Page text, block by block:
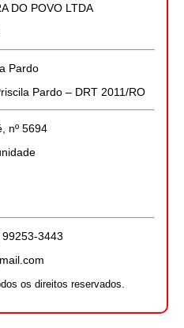
DO POVO LTDA
Pardo
Pardo – DRT 2011/RO
nº 5694
3443
os direitos reservados.